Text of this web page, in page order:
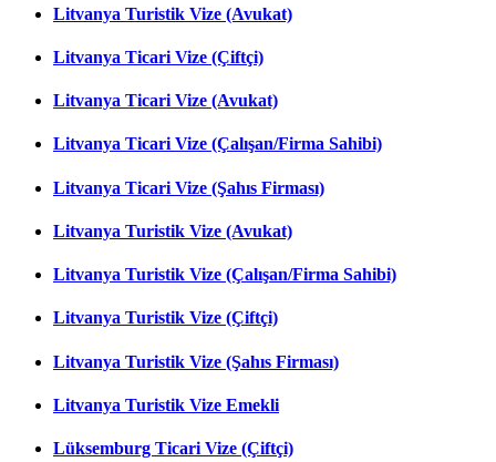
Litvanya Turistik Vize (Avukat)
Litvanya Ticari Vize (Çiftçi)
Litvanya Ticari Vize (Avukat)
Litvanya Ticari Vize (Çalışan/Firma Sahibi)
Litvanya Ticari Vize (Şahıs Firması)
Litvanya Turistik Vize (Avukat)
Litvanya Turistik Vize (Çalışan/Firma Sahibi)
Litvanya Turistik Vize (Çiftçi)
Litvanya Turistik Vize (Şahıs Firması)
Litvanya Turistik Vize Emekli
Lüksemburg Ticari Vize (Çiftçi)